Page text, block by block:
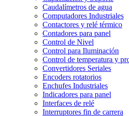
Caudalímetros de agua
Computadores Industriales
Contactores y relé térmico
Contadores para panel
Control de Nivel
Control para Iluminación
Control de temperatura y
Convertidores Seriales
Encoders rotatorios
Enchufes Industriales
Indicadores para panel
Interfaces de relé
Interruptores fin de carrera